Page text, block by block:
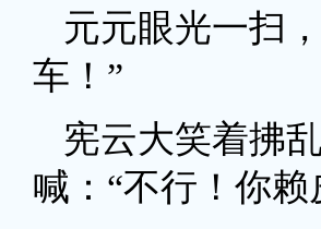
元元眼光一扫
车！”
宪云大笑着拂
喊：“不行！你